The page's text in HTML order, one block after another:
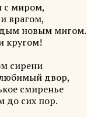
с миром,
врагом,
новым
кругом!
сирени
двор,
смиренье
до сих пор.